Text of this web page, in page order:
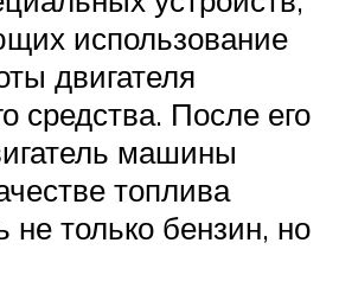
использование
двигателя
средства. После его
машины
топлива
не только бензин, но